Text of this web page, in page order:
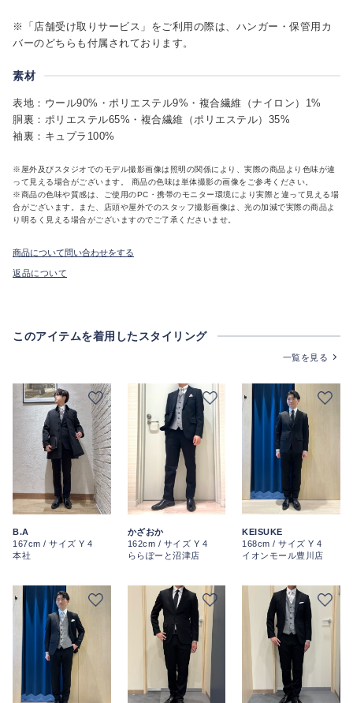
※「店舗受け取りサービス」をご利用の際は、ハンガー・保管用カ
バーのどちらも付属されております。
素材
表地：ウール90%・ポリエステル9%・複合繊維（ナイロン）1%
胴裏：ポリエステル65%・複合繊維（ポリエステル）35%
袖裏：キュプラ100%
※屋外及びスタジオでのモデル撮影画像は照明の関係により、実際の商品より色味が違
って見える場合がございます。 商品の色味は単体撮影の画像をご参考ください。
※商品の色味や質感は、ご使用のPC・携帯のモニター環境により実際と違って見える場
合がございます。また、店頭や屋外でのスタッフ撮影画像は、光の加減で実際の商品よ
り明るく見える場合がございますのでご了承くださいませ。
商品について問い合わせをする
返品について
このアイテムを着用したスタイリング
一覧を見る
B.A
167cm / サイズ Y 4
本社
かざおか
162cm / サイズ Y 4
ららぽーと沼津店
KEISUKE
168cm / サイズ Y 4
イオンモール豊川店